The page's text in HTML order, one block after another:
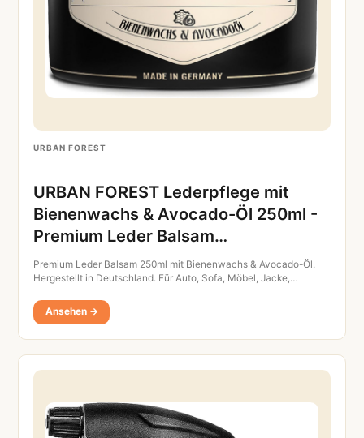
URBAN FOREST
URBAN FOREST Lederpflege mit
Bienenwachs & Avocado-Öl 250ml -
Premium Leder Balsam…
Premium Leder Balsam 250ml mit Bienenwachs & Avocado-Öl.
Hergestellt in Deutschland. Für Auto, Sofa, Möbel, Jacke,…
Ansehen →